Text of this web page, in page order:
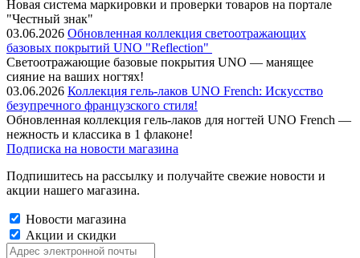
Новая система маркировки и проверки товаров на портале
"Честный знак"
03.06.2026 Обновленная коллекция светоотражающих
базовых покрытий UNO "Reflection"
Cветоотражающие базовые покрытия UNO — манящее
сияние на ваших ногтях!
03.06.2026 Коллекция гель-лаков UNO French: Искусство
безупречного французского стиля!
Обновленная коллекция гель-лаков для ногтей UNO French —
нежность и классика в 1 флаконе!
Подписка на новости магазина
Подпишитесь на рассылку и получайте свежие новости и
акции нашего магазина.
Новости магазина
Акции и скидки